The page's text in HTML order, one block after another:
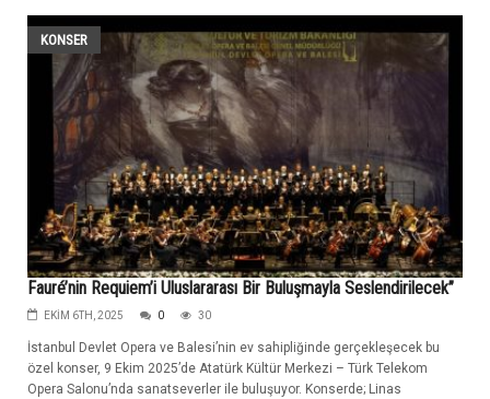
KONSER
Fauré’nin Requiem’i Uluslararası Bir Buluşmayla Seslendirilecek”
EKIM 6TH, 2025 0 30
İstanbul Devlet Opera ve Balesi’nin ev sahipliğinde gerçekleşecek bu
özel konser, 9 Ekim 2025’de Atatürk Kültür Merkezi – Türk Telekom
Opera Salonu’nda sanatseverler ile buluşuyor. Konserde; Linas